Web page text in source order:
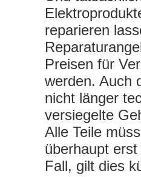
reparieren
Preisen für
werden. Auch
nicht länger
versiegelte
Alle Teile
überhaupt
Fall, gilt dies